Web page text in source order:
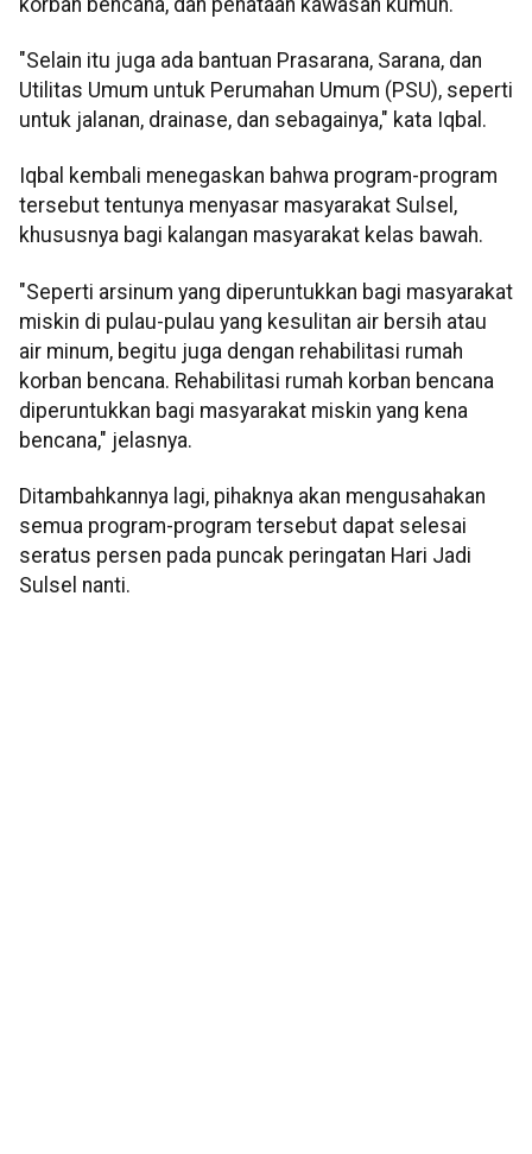
"Selain itu juga ada bantuan Prasarana, Sarana, dan
Utilitas Umum untuk Perumahan Umum (PSU), seperti
untuk jalanan, drainase, dan sebagainya," kata Iqbal.
Iqbal kembali menegaskan bahwa program-program
tersebut tentunya menyasar masyarakat Sulsel,
khususnya bagi kalangan masyarakat kelas bawah.
"Seperti arsinum yang diperuntukkan bagi masyarakat
miskin di pulau-pulau yang kesulitan air bersih atau
air minum, begitu juga dengan rehabilitasi rumah
korban bencana. Rehabilitasi rumah korban bencana
diperuntukkan bagi masyarakat miskin yang kena
bencana," jelasnya.
Ditambahkannya lagi, pihaknya akan mengusahakan
semua program-program tersebut dapat selesai
seratus persen pada puncak peringatan Hari Jadi
Sulsel nanti.